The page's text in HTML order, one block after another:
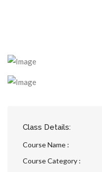
Class Details:
Course Name :
Course Category :